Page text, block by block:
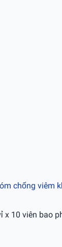
chống viêm
x 10 viên bao